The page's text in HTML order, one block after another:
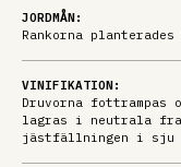
JORDMÅN:
Rankorna
VINIFIKATION:
Druvorna
lagras i neutrala
jästfällningen i sju